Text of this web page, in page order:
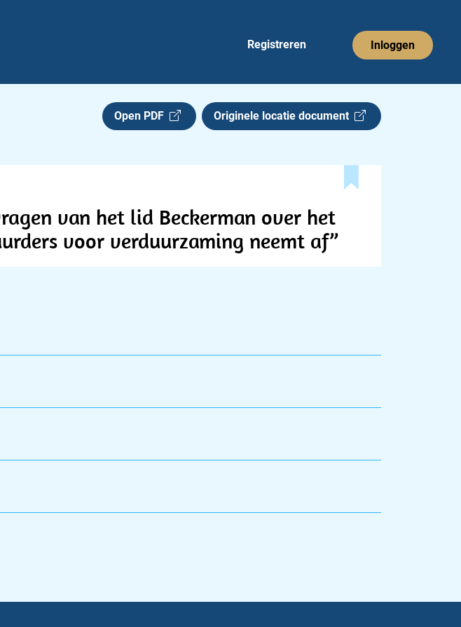
Registreren Inloggen
Open PDF Originele locatie document
van het lid Beckerman over het
voor verduurzaming neemt af”